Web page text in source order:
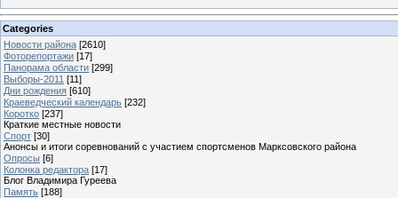
Categories
Новости района [2610]
Фоторепортажи [17]
Панорама области [299]
Выборы-2011 [11]
Дни рождения [610]
Краеведческий календарь [232]
Коротко [237]
Краткие местные новости
Спорт [30]
Анонсы и итоги соревнований с участием спортсменов Марксовского района
Опросы [6]
Колонка редактора [17]
Блог Владимира Гуреева
Память [188]